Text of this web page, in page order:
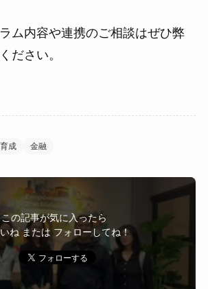
ム内容や連携のご相談はぜひ弊
ださい。
成 金融
この記事が気に入ったら
ね または フォローしてね！